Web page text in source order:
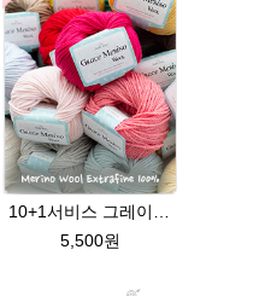
5,500원